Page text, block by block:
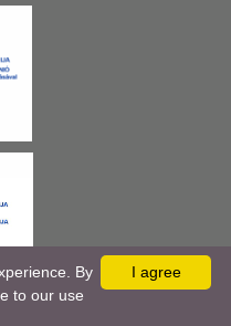
I agree
By
to our use